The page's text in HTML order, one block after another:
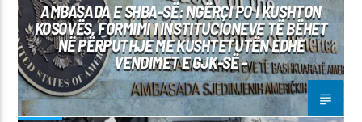
AMBASADA E SHBA-SË: NGËRÇI PO I KUSHTON
KOSOVËS, FORMIMI I INSTITUCIONEVE TË BËHET
NË PËRPUTHJE ME KUSHTETUTËN EDHE
VENDIMET E GJK-SË –